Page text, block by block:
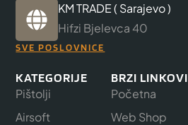
KM TRADE ( Sarajevo )
Hifzi Bjelevca 40
SVE POSLOVNICE
KATEGORIJE
Pištolji
Airsoft
BRZI LINKOVI
Početna
Web Shop